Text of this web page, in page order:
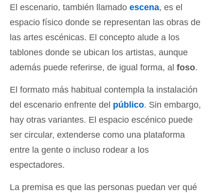
El escenario, también llamado escena, es el
espacio físico donde se representan las obras de
las artes escénicas. El concepto alude a los
tablones donde se ubican los artistas, aunque
además puede referirse, de igual forma, al foso.
El formato más habitual contempla la instalación
del escenario enfrente del público. Sin embargo,
hay otras variantes. El espacio escénico puede
ser circular, extenderse como una plataforma
entre la gente o incluso rodear a los
espectadores.
La premisa es que las personas puedan ver qué